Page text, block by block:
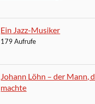
Ein Jazz-Musiker
179 Aufrufe
Johann Löhn – der Mann,
machte